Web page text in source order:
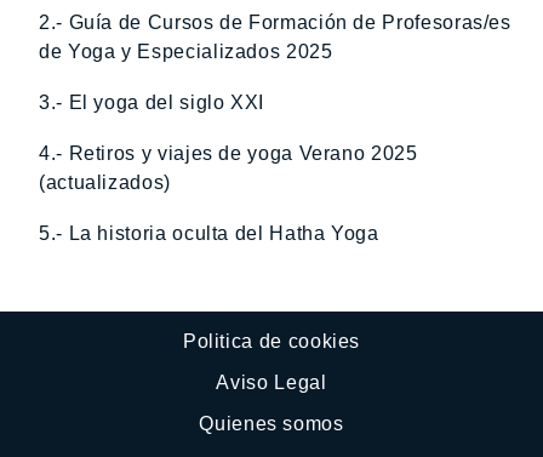
2.- Guía de Cursos de Formación de Profesoras/es
de Yoga y Especializados 2025
3.- El yoga del siglo XXI
4.- Retiros y viajes de yoga Verano 2025
(actualizados)
5.- La historia oculta del Hatha Yoga
Politica de cookies
Aviso Legal
Quienes somos